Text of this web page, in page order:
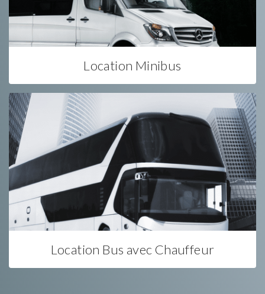
Location Minibus
Location Bus avec Chauffeur